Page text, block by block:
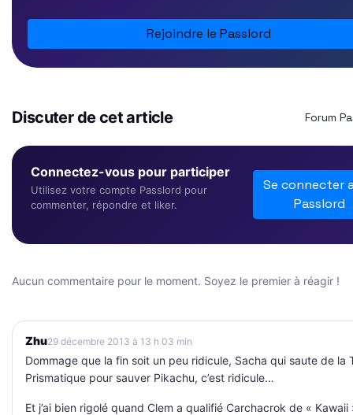
Rejoindre le Passlord
Discuter de cet article Forum
Connectez-vous pour participer
Utilisez votre compte Passlord pour
commenter, répondre et liker.
Se connecter
Passlord
Aucun commentaire pour le moment. Soyez le premier à réagir !
Zhu29 décembre 2013 à 13 h 03 min
Dommage que la fin soit un peu ridicule, Sacha qui saute de la
Prismatique pour sauver Pikachu, c’est ridicule…
Et j’ai bien rigolé quand Clem a qualifié Carchacrok de « Kawaii